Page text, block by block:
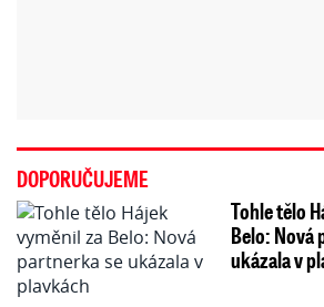
DOPORUČUJEME
Tohle tělo
Belo:
ukázala v